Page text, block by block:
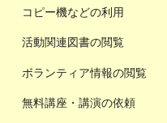
コピー機などの利用
活動関連図書の閲覧
ボランティア情報の閲覧
無料講座・講演の依頼